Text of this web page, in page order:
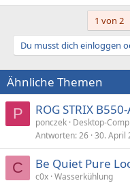
1 von 2
Du musst dich einloggen
Ähnliche Themen
P ROG STRIX
ponczek Desktop-
Antworten 26 30. April
C Be Quiet Pure
c0x Wasserkühlung